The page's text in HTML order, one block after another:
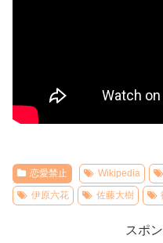
恋愛禁止 Wikipedia
伊原六花
佐藤大樹
スポ